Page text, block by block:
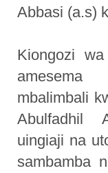
Abbasi (a.s)
Kiongozi
amesema
mbalimbali
Abulfadhil
uingiaji na
sambamba